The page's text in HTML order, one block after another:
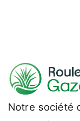
Notre société